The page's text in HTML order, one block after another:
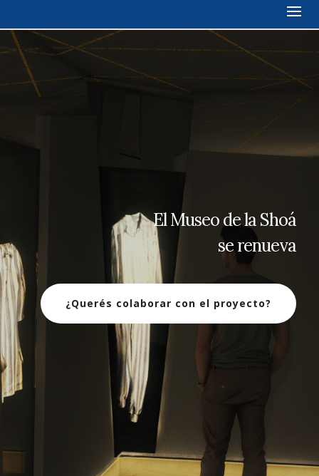
El Museo de la Shoá
se renueva
¿Querés colaborar con el proyecto?